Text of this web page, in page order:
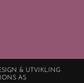
& UTVIKLING
AS